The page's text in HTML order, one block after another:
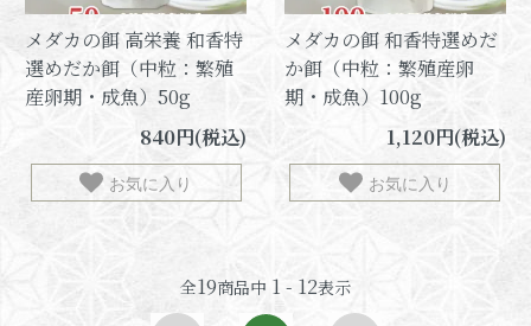
メダカの餌 高栄養 和香特
選めだか餌（中粒：繁殖
産卵期・成魚）50g
840円(税込)
お気に入り
メダカの餌 和香特選めだ
か餌（中粒：繁殖産卵
期・成魚）100g
1,120円(税込)
お気に入り
全19商品中 1 - 12表示